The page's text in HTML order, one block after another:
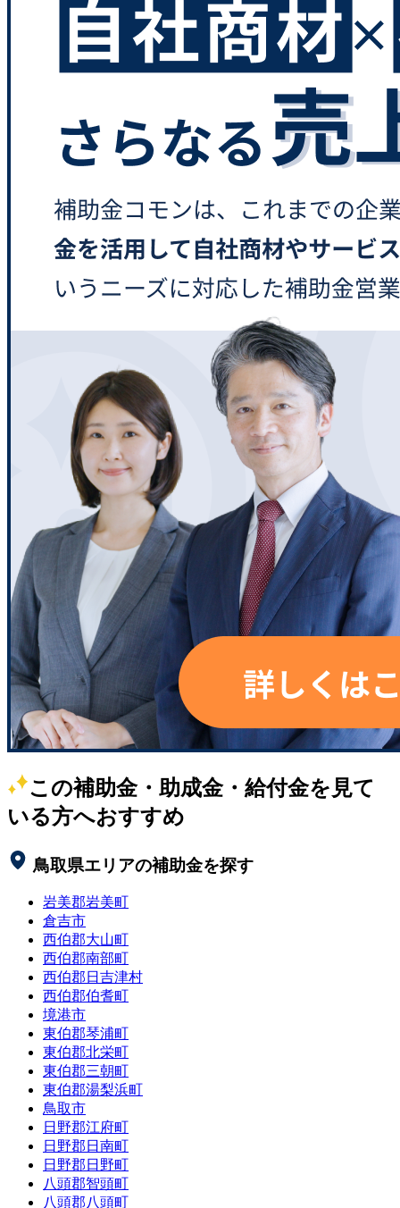
この補助金・助成金・給付金を見て
いる方へおすすめ
鳥取県エリアの補助金を探す
岩美郡岩美町
倉吉市
西伯郡大山町
西伯郡南部町
西伯郡日吉津村
西伯郡伯耆町
境港市
東伯郡琴浦町
東伯郡北栄町
東伯郡三朝町
東伯郡湯梨浜町
鳥取市
日野郡江府町
日野郡日南町
日野郡日野町
八頭郡智頭町
八頭郡八頭町